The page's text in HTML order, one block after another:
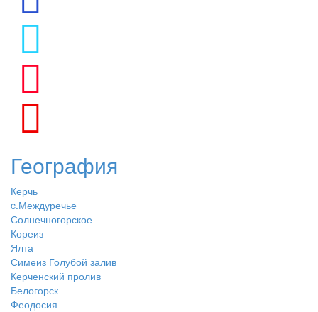
География
Керчь
c.Междуречье
Солнечногорское
Кореиз
Ялта
Симеиз Голубой залив
Керченский пролив
Белогорск
Феодосия